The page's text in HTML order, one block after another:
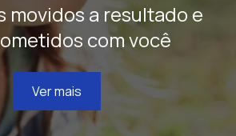
movidos a resultado e
com você
Ver mais